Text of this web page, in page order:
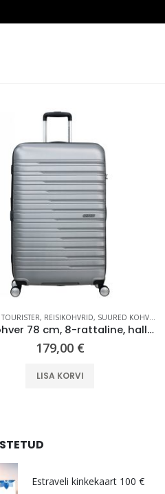
, REISIKOHVRID, SUURED KOHVRID (70 CM +)
Kõvakohver 78 cm, 8-rattaline, hall (Sky Silver), laiendatav, TSA koodlukk, American Tourister Flashline
179,00 €
LISA KORVI
Estraveli kinkekaart 100 €